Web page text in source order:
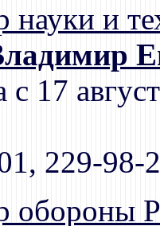
науки и
с 17
229-98-
обороны